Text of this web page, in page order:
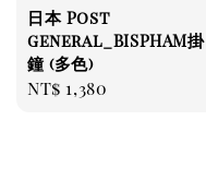
日本 Post
general_BISPHAM掛
鐘 (多色)
Regular
NT$ 1,380